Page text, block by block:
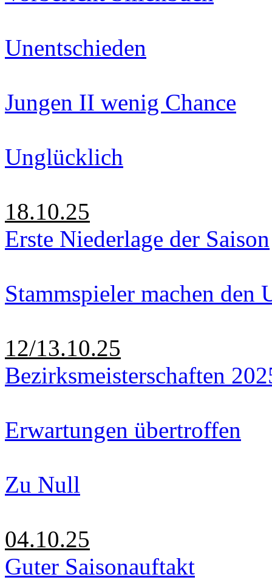
Unentschieden
Jungen II wenig Chance
Unglücklich
18.10.25
Erste Niederlage der Saison
Stammspieler machen den
12/13.10.25
Bezirksmeisterschaften
Erwartungen übertroffen
Zu Null
04.10.25
Guter Saisonauftakt